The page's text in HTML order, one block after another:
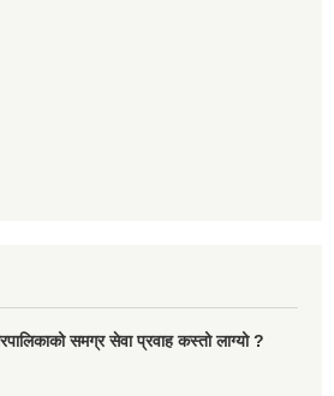
समग्र सेवा प्रवाह कस्तो लाग्यो ?